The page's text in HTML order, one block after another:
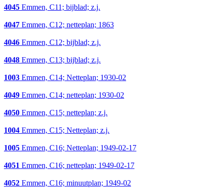
4045 Emmen, C11; bijblad; z.j.
4047 Emmen, C12; netteplan; 1863
4046 Emmen, C12; bijblad; z.j.
4048 Emmen, C13; bijblad; z.j.
1003 Emmen, C14; Netteplan; 1930-02
4049 Emmen, C14; netteplan; 1930-02
4050 Emmen, C15; netteplan; z.j.
1004 Emmen, C15; Netteplan; z.j.
1005 Emmen, C16; Netteplan; 1949-02-17
4051 Emmen, C16; netteplan; 1949-02-17
4052 Emmen, C16; minuutplan; 1949-02